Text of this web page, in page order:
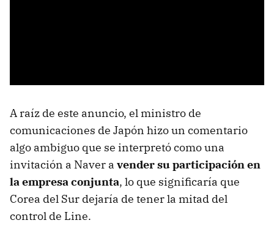
A raíz de este anuncio, el ministro de
comunicaciones de Japón hizo un comentario
algo ambiguo que se interpretó como una
invitación a Naver a vender su participación en
la empresa conjunta, lo que significaría que
Corea del Sur dejaría de tener la mitad del
control de Line.